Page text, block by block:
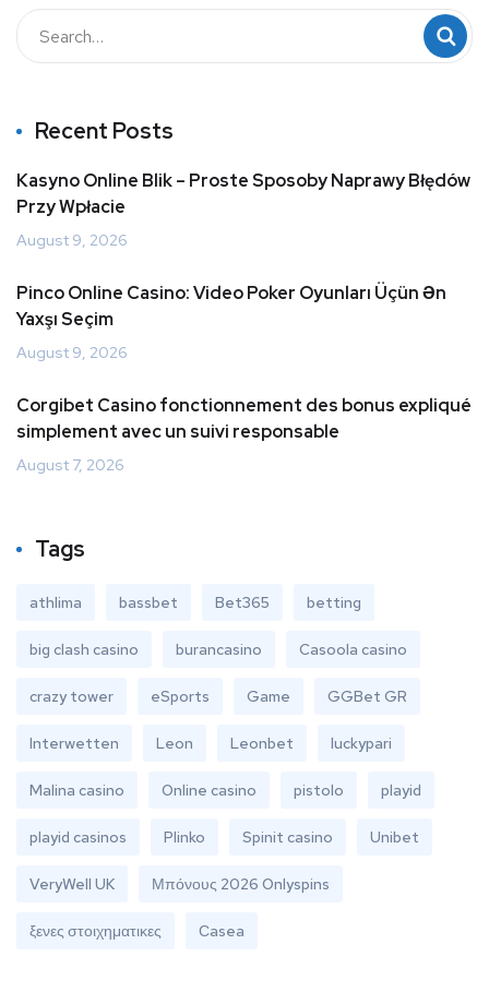
Recent Posts
Kasyno Online Blik – Proste Sposoby Naprawy Błędów
Przy Wpłacie
August 9, 2026
Pinco Online Casino: Video Poker Oyunları Üçün Ən
Yaxşı Seçim
August 9, 2026
Corgibet Casino fonctionnement des bonus expliqué
simplement avec un suivi responsable
August 7, 2026
Tags
athlima bassbet Bet365 betting
big clash casino burancasino Casoola casino
crazy tower eSports Game GGBet GR
Interwetten Leon Leonbet luckypari
Malina casino Online casino pistolo playid
playid casinos Plinko Spinit casino Unibet
VeryWell UK Μπόνους 2026 Onlyspins
ξενες στοιχηματικες Сasea